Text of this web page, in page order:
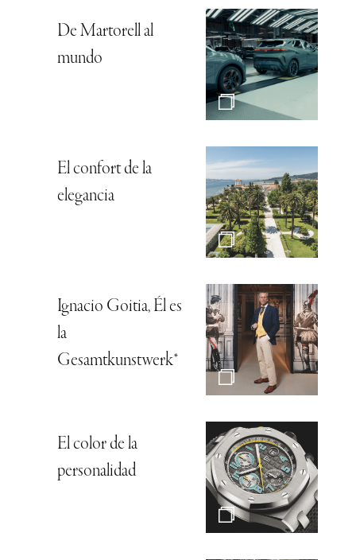
De Martorell al
mundo
El confort de la
elegancia
Ignacio Goitia, Él es
la
Gesamtkunstwerk*
El color de la
personalidad